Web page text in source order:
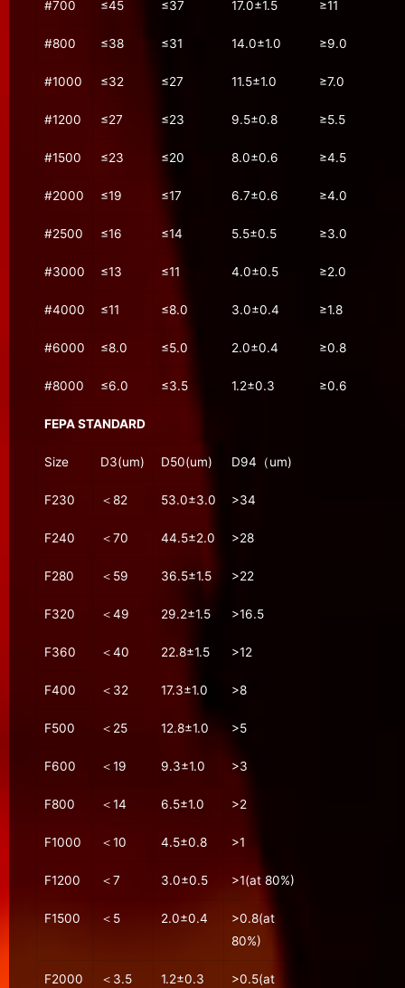
#700 ≤45 ≤37 17.0±1.5 ≥11
#800 ≤38 ≤31 14.0±1.0 ≥9.0
#1000 ≤32 ≤27 11.5±1.0 ≥7.0
#1200 ≤27 ≤23 9.5±0.8 ≥5.5
#1500 ≤23 ≤20 8.0±0.6 ≥4.5
#2000 ≤19 ≤17 6.7±0.6 ≥4.0
#2500 ≤16 ≤14 5.5±0.5 ≥3.0
#3000 ≤13 ≤11 4.0±0.5 ≥2.0
#4000 ≤11 ≤8.0 3.0±0.4 ≥1.8
#6000 ≤8.0 ≤5.0 2.0±0.4 ≥0.8
#8000 ≤6.0 ≤3.5 1.2±0.3 ≥0.6
FEPA STANDARD
Size D3(um) D50(um) D94（um)
F230 ＜82 53.0±3.0 >34
F240 ＜70 44.5±2.0 >28
F280 ＜59 36.5±1.5 >22
F320 ＜49 29.2±1.5 >16.5
F360 ＜40 22.8±1.5 >12
F400 ＜32 17.3±1.0 >8
F500 ＜25 12.8±1.0 >5
F600 ＜19 9.3±1.0 >3
F800 ＜14 6.5±1.0 >2
F1000 ＜10 4.5±0.8 >1
F1200 ＜7 3.0±0.5 >1(at 80%)
F1500 ＜5 2.0±0.4
>0.8(at
80%)
F2000 ＜3.5 1.2±0.3
>0.5(at